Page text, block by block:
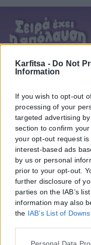
Karfitsa - Do Not
Information
If you wish to opt-out
processing of your
targeted advertising
section to confirm
your opt-out request
interest-based ads
by us or personal
prior to your opt-out.
further disclosure of
parties on the IAB’s
information may also
the IAB’s List of
Please note that this